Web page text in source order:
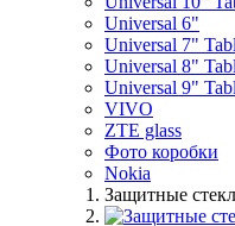
Universal 6"
Universal 7"
Universal 8"
Universal 9"
VIVO
ZTE glass
Фото коробки
Nokia
Защитные